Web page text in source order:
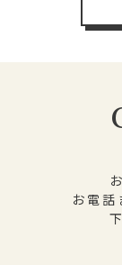
お電話